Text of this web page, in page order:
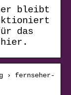
bleibt
das
› fernseher-